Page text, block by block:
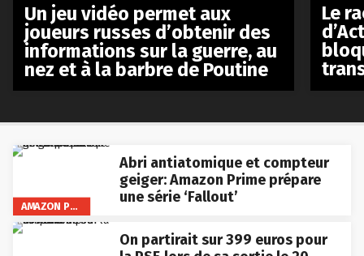
AMAZON PRIME VIDEO
Abri antiatomique et compteur
geiger: Amazon Prime prépare
une série ‘Fallout’
On partirait sur 399 euros pour
Un jeu vidéo permet aux
joueurs russes d’obtenir des
informations sur la guerre, au
nez et à la barbre de Poutine
Le